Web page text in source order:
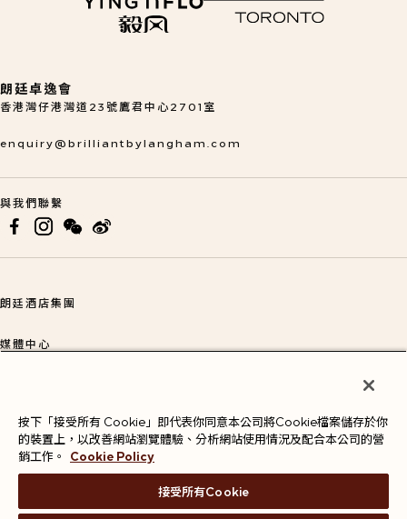
朗廷卓逸會
香港灣仔港灣道23號鷹君中心2701室
enquiry@brilliantbylangham.com
與我們聯繫
opens in a new tab opens in a new tab opens in a new tab
朗廷酒店集團
媒體中心opens in a new tab
聯絡我們 opens in a new tab
私隱政策
網站使用細則及條款
按下「接受所有 Cookie」即代表你同意本公司將Cookie檔案儲存於你
的裝置上，以改善網站瀏覽體驗、分析網站使用情況及配合本公司的營
銷工作。
Cookie Policy
接受所有Cookie